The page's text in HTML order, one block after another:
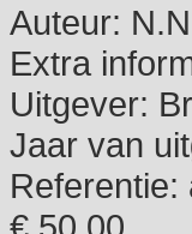
Auteur:
Extra
Uitgever:
Jaar van
Referentie:
€ 50,00